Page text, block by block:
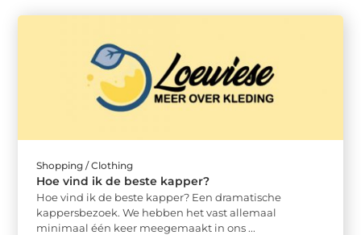
Shopping / Clothing
Hoe vind ik de beste kapper?
Hoe vind ik de beste kapper? Een dramatische
kappersbezoek. We hebben het vast allemaal
minimaal één keer meegemaakt in ons ...